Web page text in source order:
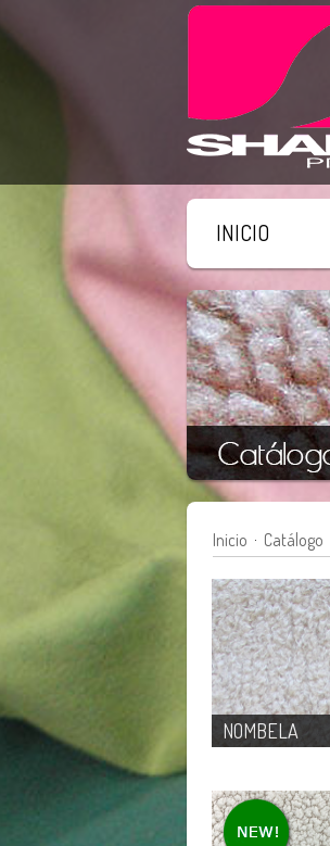
INICIO
Inicio · Catálogo
NOMBELA